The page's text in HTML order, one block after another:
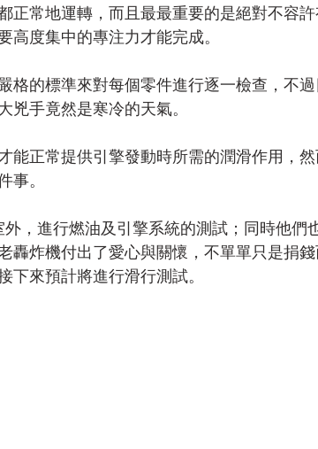
正常地運轉，而且最最重要的是絕對不容
高度集中的專注力才能完成。
格的標準來對每個零件進行逐一檢查，不
兇手竟然是寒冷的天氣。
能正常提供引擎發動時所需的潤滑作用，
事。
，進行燃油及引擎系統的測試；同時他們
轟炸機付出了愛心與關懷，不單單只是捐
下來預計將進行滑行測試。